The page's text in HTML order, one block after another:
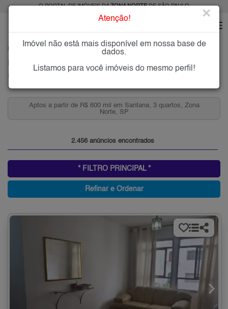
O PORTAL DE IMÓVEIS DAZONA NORTEDE SÃO PAULO
SANTANA
Imóveis à Venda em Santana, Zona Norte de São Paulo
Santana, Zona Norte
Condomínios Fechados 3 Quartos 2 Vagas Santana para
Venda, Zona Norte, SP
2.456 anúncios encontrados
* FILTRO PRINCIPAL *
Refinar e Ordenar
Atenção! ×
Imóvel não está mais disponível em nossa base de
dados.
Listamos para você imóveis do mesmo perfil!